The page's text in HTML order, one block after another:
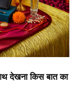
देखना किस बात का